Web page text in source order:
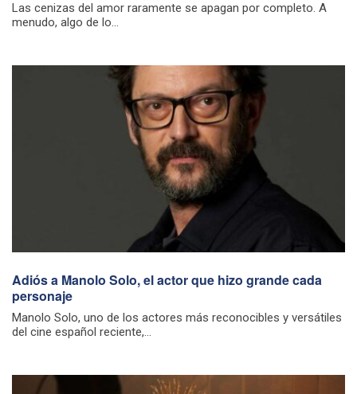
Las cenizas del amor raramente se apagan por completo. A
menudo, algo de lo...
Adiós a Manolo Solo, el actor que hizo grande cada
personaje
Manolo Solo, uno de los actores más reconocibles y versátiles
del cine español reciente,...